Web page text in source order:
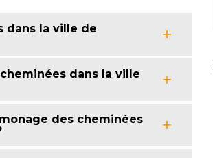
dans la ville de
dans la ville
des cheminées